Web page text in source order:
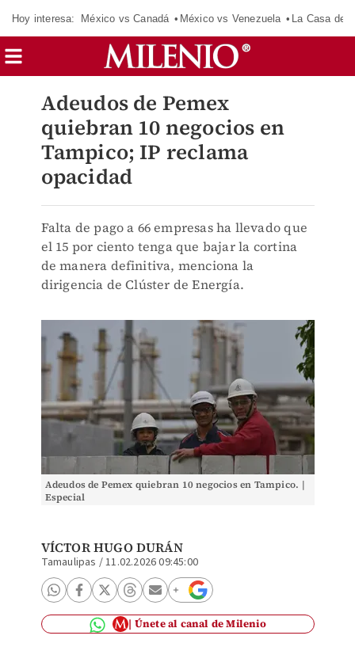
Hoy interesa: México vs Canadá México vs Venezuela La Casa de
Adeudos de Pemex
quiebran 10 negocios en
Tampico; IP reclama
opacidad
Falta de pago a 66 empresas ha llevado que
el 15 por ciento tenga que bajar la cortina
de manera definitiva, menciona la
dirigencia de Clúster de Energía.
Adeudos de Pemex quiebran 10 negocios en Tampico. |
Especial
VÍCTOR HUGO DURÁN
Tamaulipas /11.02.2026 09:45:00
Únete al canal de Milenio